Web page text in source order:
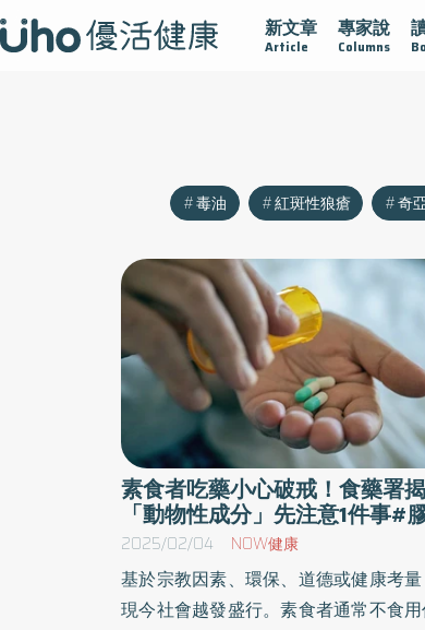
新文章
Article
專家說
Columns
黏 守護腺在 疫情保衛戰 再生醫學 愛的未
毒油 紅斑性狼瘡 奇
素食者吃藥小心破戒！食藥署
「動物性成分」先注意1件事#
2025/02/04 NOW健康
基於宗教因素、環保、道德或健康考
現今社會越發盛行。素食者通常不食用